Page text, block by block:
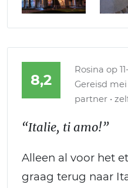
8,2
Rosina op
Gereisd mei
partner •
“Italie, ti amo!”
Alleen al voor het
graag terug naar